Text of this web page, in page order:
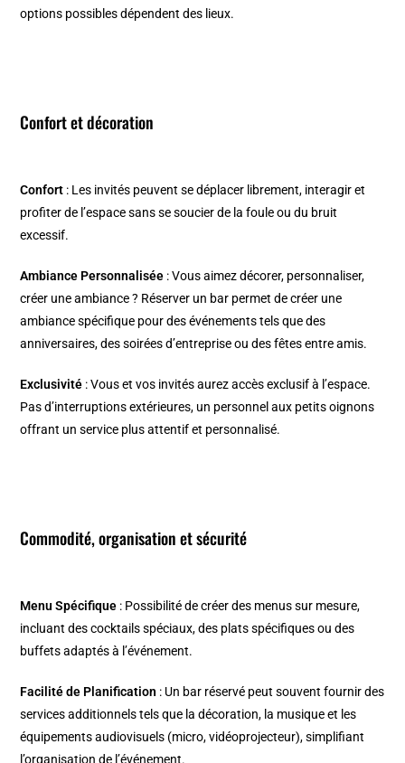
options possibles dépendent des lieux.
Confort et décoration
Confort : Les invités peuvent se déplacer librement, interagir et
profiter de l’espace sans se soucier de la foule ou du bruit
excessif.
Ambiance Personnalisée : Vous aimez décorer, personnaliser,
créer une ambiance ? Réserver un bar permet de créer une
ambiance spécifique pour des événements tels que des
anniversaires, des soirées d’entreprise ou des fêtes entre amis.
Exclusivité : Vous et vos invités aurez accès exclusif à l’espace.
Pas d’interruptions extérieures, un personnel aux petits oignons
offrant un service plus attentif et personnalisé.
Commodité, organisation et sécurité
Menu Spécifique : Possibilité de créer des menus sur mesure,
incluant des cocktails spéciaux, des plats spécifiques ou des
buffets adaptés à l’événement.
Facilité de Planification : Un bar réservé peut souvent fournir des
services additionnels tels que la décoration, la musique et les
équipements audiovisuels (micro, vidéoprojecteur), simplifiant
l’organisation de l’événement.